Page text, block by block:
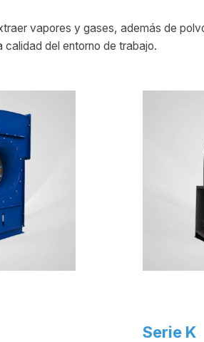
vapores y gases, además de
del entorno de trabajo.
Serie K